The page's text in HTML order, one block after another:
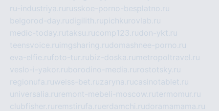
ru-industriya.ru russkoe-porno-besplatno.ru
belgorod-day.rudigilith.rupichkurovlab.ru
medic-today.rutaksu.rucomp123.rudon-ykt.ru
teensvoice.ru imgsharing.rudomashnee-porno.ru
eva-elfie.rufoto-tur.rubiz-doska.ru metropoltravel.ru
veslo-i-yakor.ruborodino-media.ru rostotsky.ru
regionufa.ruweiss-bet.ruzaryna.rucasinotablet.ru
universalia.ru remont-mebeli-moscow.rutermomur.ru
clubfisher.ru remstirufa.ruerdamchi.rudoramamama.ru